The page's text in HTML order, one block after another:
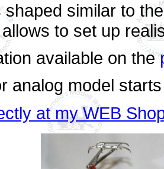
shaped similar to
to set up
available on the
analog model
at my WEB